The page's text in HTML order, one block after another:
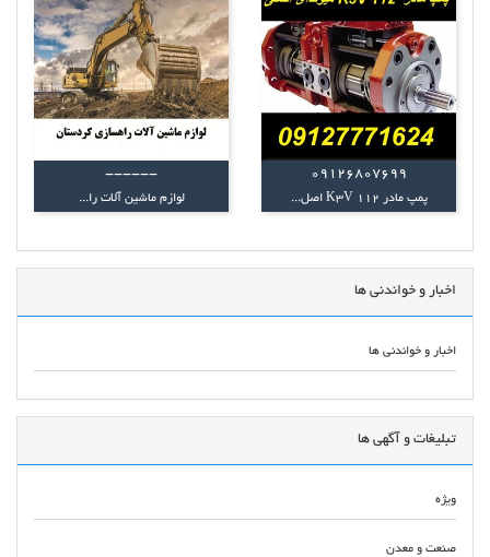
09126807699
پمپ مادر K3V 112 اصل...
------
لوازم ماشین آلات را...
اخبار و خواندنی ها
اخبار و خواندنی ها
تبلیغات و آگهی ها
ویژه
صنعت و معدن